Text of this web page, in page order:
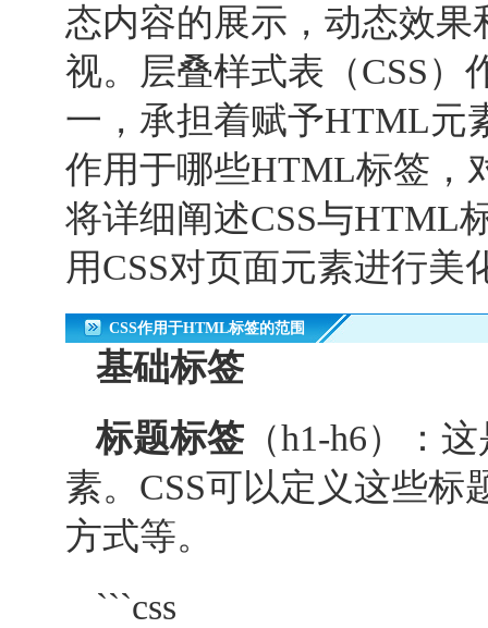
态内容的展示，动态效
视。层叠样式表（CSS）
一，承担着赋予HTML元
作用于哪些HTML标签，
将详细阐述CSS与HTML
用CSS对页面元素进行美
CSS作用于HTML标签的范围
基础标签
标题标签（h1-h6）：
素。CSS可以定义这些
方式等。
```css